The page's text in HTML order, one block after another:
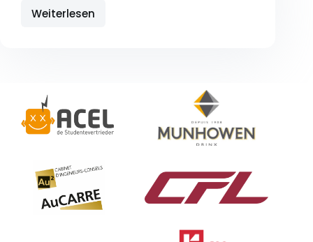
Weiterlesen
Réckbléck: